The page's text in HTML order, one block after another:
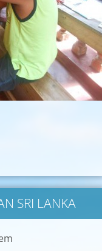
SRI LANKA